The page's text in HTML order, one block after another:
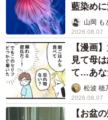
藍染め
ごい」
山岡 も
2026.08.07
【漫画
見て母
て…あな
松波 穂
2026.08.07
【お盆